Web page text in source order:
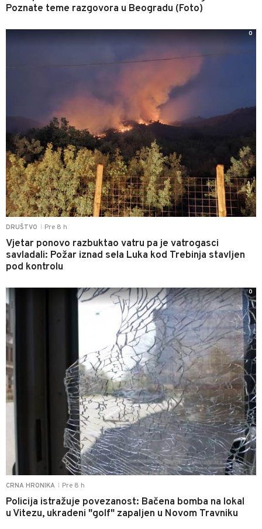
Poznate teme razgovora u Beogradu (Foto)
DRUŠTVO Pre 8 h
Vjetar ponovo razbuktao vatru pa je vatrogasci
savladali: Požar iznad sela Luka kod Trebinja stavljen
pod kontrolu
0
CRNA HRONIKA Pre 8 h
Policija istražuje povezanost: Bačena bomba na lokal
u Vitezu, ukradeni "golf" zapaljen u Novom Travniku
0